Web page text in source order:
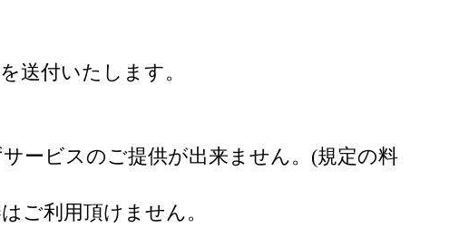
送付いたします。
ービスのご提供が出来ません。(規定の料
ご利用頂けません。